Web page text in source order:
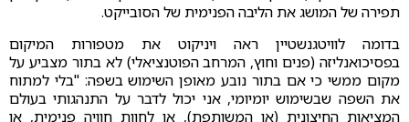
תפירה של המושג את הליבה הפנימית של הסובייקט.
בדומה לוויטגנשטיין ראה ויניקוט את מטפורות המיקום
בפסיכואנליזה (פנים וחוץ, המרחב הפוטנציאלי) לא בתור מצביע על
מקום ממשי כי אם בתור נובע מאופן השימוש בשפה: "בלי למתוח
את השפה שבשימוש יומיומי, אני יכול לדבר על התנהגותי בעולם
המציאות החיצונית (או המשותפת), או לחוות חוויה פנימית, או